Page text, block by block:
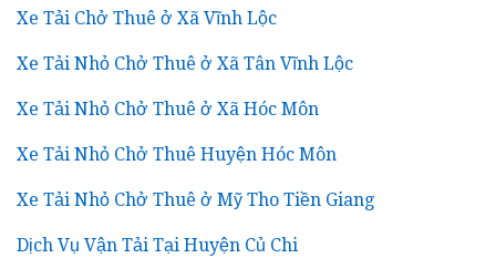
Xe Tải Chở Thuê ở Xã Vĩnh Lộc
Xe Tải Nhỏ Chở Thuê ở Xã Tân Vĩnh Lộc
Xe Tải Nhỏ Chở Thuê ở Xã Hóc Môn
Xe Tải Nhỏ Chở Thuê Huyện Hóc Môn
Xe Tải Nhỏ Chở Thuê ở Mỹ Tho Tiền Giang
Dịch Vụ Vận Tải Tại Huyện Củ Chi